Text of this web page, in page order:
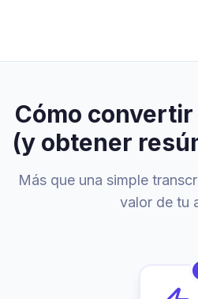
Cómo convertir
(y obtener
Más que una simple
valor de tu